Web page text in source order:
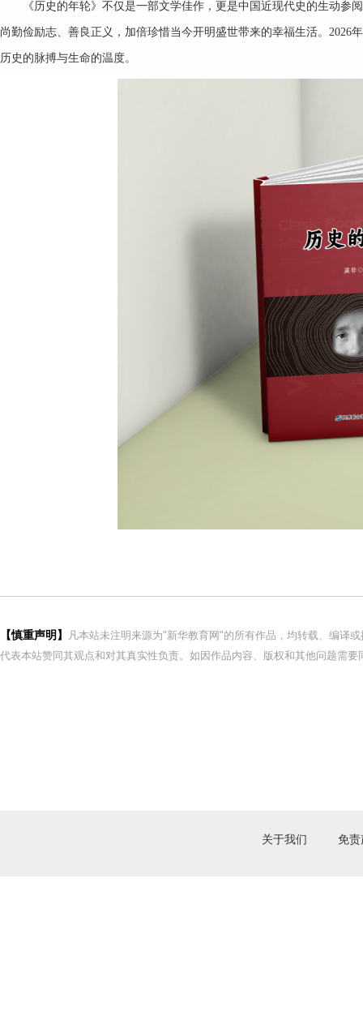
《历史的年轮》不仅是一部文学佳作，更是中国近现代史的生动
尚勤俭励志、善良正义，加倍珍惜当今开明盛世带来的幸福生活。
历史的脉搏与生命的温度。
【慎重声明】
凡本站未注明来源为"新华教育网"的所有作品，均转载、编译
代表本站赞同其观点和对其真实性负责。如因作品内容、版权和其他问题需
关于我们 免责